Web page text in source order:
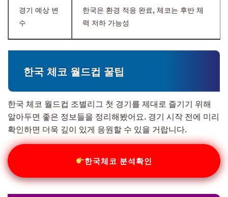
경기 예상 변
수
한국은 환경 적응 완료, 체코는 후반 체
력 저하 가능성
한국 체코 월드컵 꿀팁
한국 체코 월드컵 조별리그 첫 경기를 제대로 즐기기 위해
알아두면 좋은 정보들을 정리해봤어요. 경기 시작 전에 미리
확인하면 더욱 깊이 있게 응원할 수 있을 거랍니다.
한국체코 분석확인